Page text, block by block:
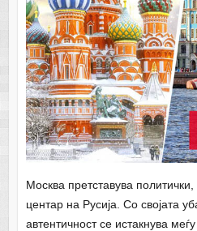
Москва претставува
центар на Русија. Со својата
автентичност се истакнува